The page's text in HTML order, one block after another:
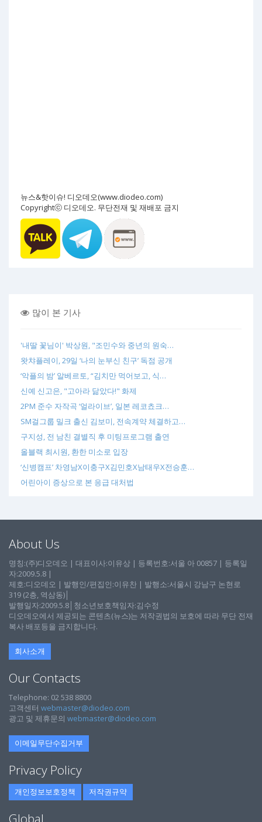
뉴스&핫이슈! 디오데오(www.diodeo.com)
Copyrightⓒ 디오데오. 무단전재 및 재배포 금지
많이 본 기사
'내딸 꽃님이' 박상원, "조민수와 중년의 원숙…
왓챠플레이, 29일 ‘나의 눈부신 친구’ 독점 공개
‘악플의 밤’ 알베르토, “김치만 먹어보고, 식…
신예 신고은, "고아라 닮았다!" 화제
2PM 준수 자작곡 ‘얼라이브’, 일본 레코쵸크…
SM걸그룹 밀크 출신 김보미, 전속계약 체결하고…
구지성, 전 남친 결별직 후 미팅프로그램 출연
올블랙 최시원, 환한 미소로 입장
‘신병캠프’ 차영남X이충구X김민호X남태우X전승훈…
어린아이 증상으로 본 응급 대처법
About Us
명칭:(주)디오데오 | 대표이사:이유상 | 등록번호:서울 아 00857 | 등록일
자:2009.5.8 |
제호:디오데오 | 발행인/편집인:이유찬 | 발행소:서울시 강남구 논현로
319 (2층, 역삼동)│
발행일자:2009.5.8│청소년보호책임자:김수정
디오데오에서 제공되는 콘텐츠(뉴스)는 저작권법의 보호에 따라 무단 전재
복사 배포등을 금지합니다.
회사소개
Our Contacts
Telephone: 02 538 8800
고객센터 webmaster@diodeo.com
광고 및 제휴문의 webmaster@diodeo.com
이메일무단수집거부
Privacy Policy
개인정보보호정책 저작권규약
Global